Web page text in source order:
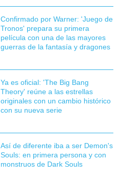
Confirmado por Warner: 'Juego de
Tronos' prepara su primera
película con una de las mayores
guerras de la fantasía y dragones
Ya es oficial: 'The Big Bang
Theory' reúne a las estrellas
originales con un cambio histórico
con su nueva serie
Así de diferente iba a ser Demon's
Souls: en primera persona y con
monstruos de Dark Souls